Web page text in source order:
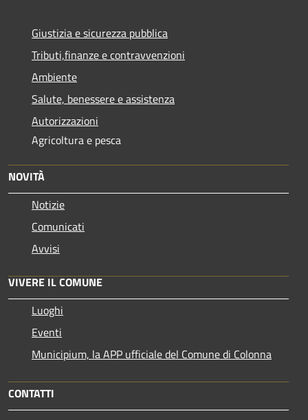
Giustizia e sicurezza pubblica
Tributi,finanze e contravvenzioni
Ambiente
Salute, benessere e assistenza
Autorizzazioni
Agricoltura e pesca
NOVITÀ
Notizie
Comunicati
Avvisi
VIVERE IL COMUNE
Luoghi
Eventi
Municipium, la APP ufficiale del Comune di Colonna
CONTATTI